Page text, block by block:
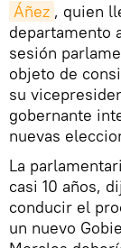
Áñez , quien
departamento
sesión
objeto de
su
gobernante
nuevas
La
casi 10 años,
conducir el
un nuevo